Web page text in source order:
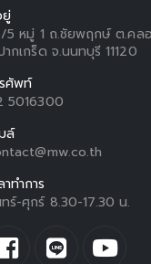
5 หมู่ 1 ถ.ชัยพฤกษ์ ต.คล
ากเกร็ด จ.นนทบุรี 11120
ศัพท์
5016300
ล์
าทำการ
ร์-ศุกร์ 8.30-17.30 น.